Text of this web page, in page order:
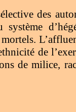
des
système
de
de milice,